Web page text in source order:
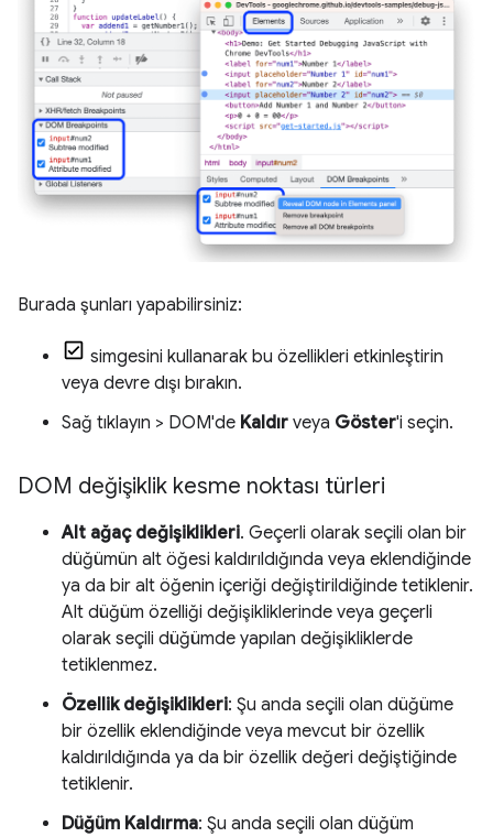
Burada şunları yapabilirsiniz:
simgesini kullanarak bu özellikleri etkinleştirin
veya devre dışı bırakın.
Sağ tıklayın > DOM'de Kaldır veya Göster'i seçin.
DOM değişiklik kesme noktası türleri
Alt ağaç değişiklikleri. Geçerli olarak seçili olan bir
düğümün alt öğesi kaldırıldığında veya eklendiğinde
ya da bir alt öğenin içeriği değiştirildiğinde tetiklenir.
Alt düğüm özelliği değişikliklerinde veya geçerli
olarak seçili düğümde yapılan değişikliklerde
tetiklenmez.
Özellik değişiklikleri: Şu anda seçili olan düğüme
bir özellik eklendiğinde veya mevcut bir özellik
kaldırıldığında ya da bir özellik değeri değiştiğinde
tetiklenir.
Düğüm Kaldırma: Şu anda seçili olan düğüm